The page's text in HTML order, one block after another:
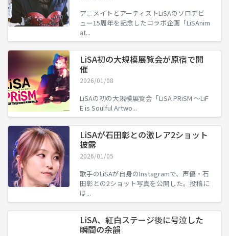
アニメイトとアーティストLiSAのソロデビ
ュー15周年を記念したコラボ企画「LiSAnim
at...
LiSA初の大規模展覧会が原宿で開
催
2026/01/08
LiSAの初の大規模展覧会「LiSA PRiSM ～LiF
E is Soulful Artwo...
LiSAが石田彰との激レア2ショット
披露
2026/01/05
歌手のLiSAが自身のInstagramで、声優・石
田彰との2ショット写真を公開した。投稿に
は...
LiSA、紅白ステージ後に号泣した
瞬間の余韻